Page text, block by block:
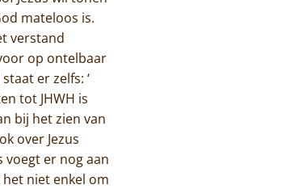
mateloos is.
verstand
op ontelbaar
er zelfs: ‘
tot JHWH is
bij het zien van
over Jezus
voegt er nog aan
het niet enkel om